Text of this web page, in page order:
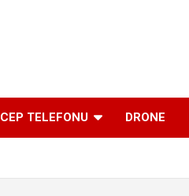
CEP TELEFONU DRONE